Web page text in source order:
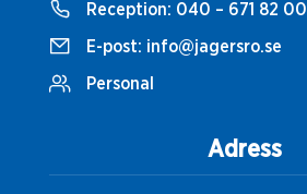
Reception: 040 – 671 82 00
E-post: info@jagersro.se
Personal
Adress